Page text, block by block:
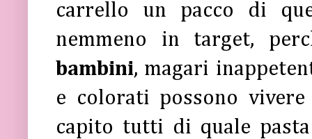
carrello un pacco di
nemmeno in target,
bambini, magari
e colorati possono
capito tutti di quale